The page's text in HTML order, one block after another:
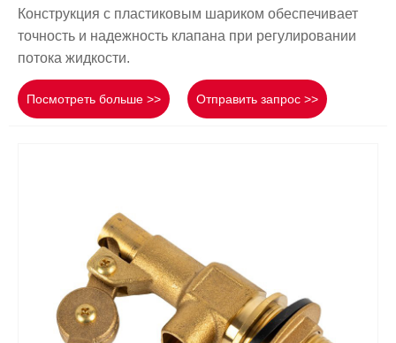
Конструкция с пластиковым шариком обеспечивает
точность и надежность клапана при регулировании
потока жидкости.
Посмотреть больше >> Отправить запрос >>